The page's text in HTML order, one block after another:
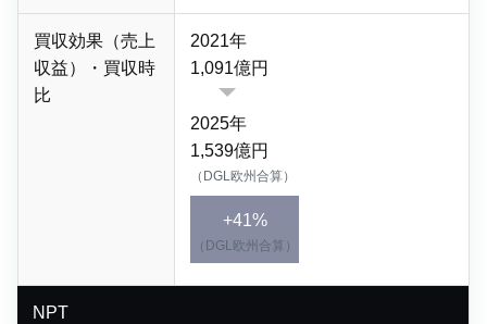
買収効果（売上
収益）・買収時
比
2021年
1,091億円
2025年
1,539億円
（DGL欧州合算）
+41%
（DGL欧州合算）
NPT